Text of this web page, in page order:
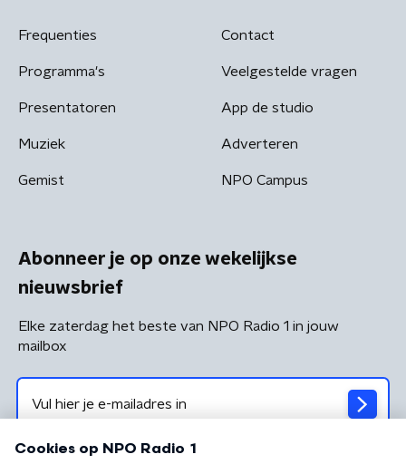
Frequenties
Programma's
Presentatoren
Muziek
Gemist
Contact
Veelgestelde vragen
App de studio
Adverteren
NPO Campus
Abonneer je op onze wekelijkse
nieuwsbrief
Elke zaterdag het beste van NPO Radio 1 in jouw
mailbox